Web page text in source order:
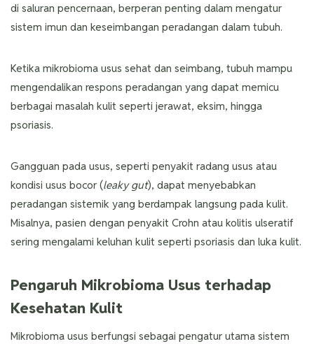
di saluran pencernaan, berperan penting dalam mengatur
sistem imun dan keseimbangan peradangan dalam tubuh.
Ketika mikrobioma usus sehat dan seimbang, tubuh mampu
mengendalikan respons peradangan yang dapat memicu
berbagai masalah kulit seperti jerawat, eksim, hingga
psoriasis.
Gangguan pada usus, seperti penyakit radang usus atau
kondisi usus bocor (leaky gut), dapat menyebabkan
peradangan sistemik yang berdampak langsung pada kulit.
Misalnya, pasien dengan penyakit Crohn atau kolitis ulseratif
sering mengalami keluhan kulit seperti psoriasis dan luka kulit.
Pengaruh Mikrobioma Usus terhadap
Kesehatan Kulit
Mikrobioma usus berfungsi sebagai pengatur utama sistem